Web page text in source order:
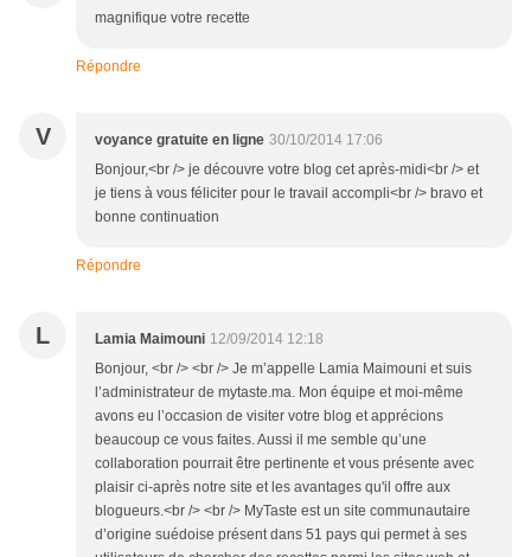
magnifique votre recette
Répondre
V voyance gratuite en ligne 30/10/2014 17:06
Bonjour,<br /> je découvre votre blog cet après-midi<br /> et
je tiens à vous féliciter pour le travail accompli<br /> bravo et
bonne continuation
Répondre
L Lamia Maimouni 12/09/2014 12:18
Bonjour, <br /> <br /> Je m’appelle Lamia Maimouni et suis
l’administrateur de mytaste.ma. Mon équipe et moi-même
avons eu l’occasion de visiter votre blog et apprécions
beaucoup ce vous faites. Aussi il me semble qu’une
collaboration pourrait être pertinente et vous présente avec
plaisir ci-après notre site et les avantages qu'il offre aux
blogueurs.<br /> <br /> MyTaste est un site communautaire
d’origine suédoise présent dans 51 pays qui permet à ses